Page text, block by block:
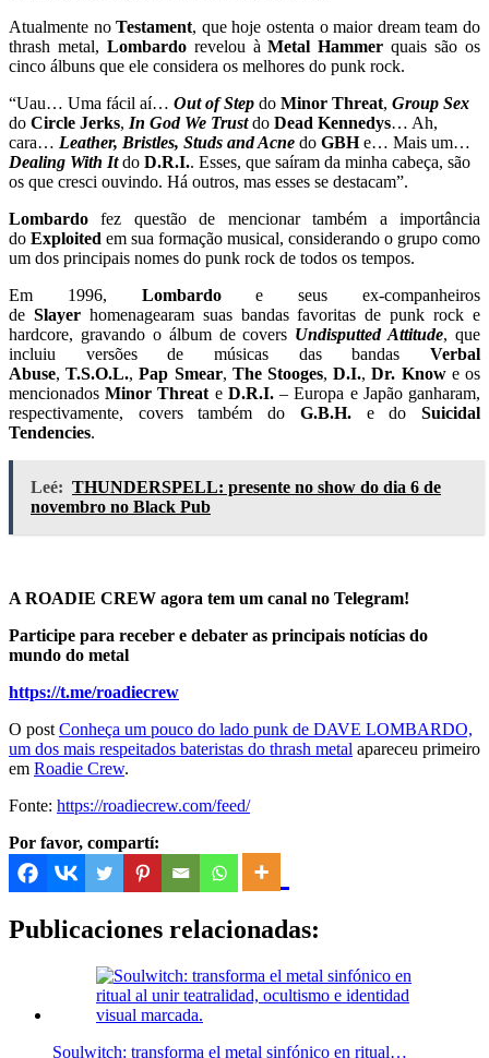
Atualmente noTestament, que hoje ostenta o maior dream team do
thrash metal, Lombardo revelou àMetal Hammer quais são os
cinco álbuns que ele considera os melhores do punk rock.
“Uau… Uma fácil aí… Out of Step do Minor Threat, Group Sex
do Circle Jerks, In God We Trustdo Dead Kennedys… Ah,
cara… Leather, Bristles, Studs and Acne do GBHe… Mais um…
Dealing With Itdo D.R.I.. Esses, que saíram da minha cabeça, são
os que cresci ouvindo. Há outros, mas esses se destacam”.
Lombardofez questão de mencionar também a importância
do Exploited em sua formação musical, considerando o grupo como
um dos principais nomes do punk rock de todos os tempos.
Em 1996, Lombardoe seus ex-companheiros
de Slayer homenagearam suas bandas favoritas de punk rock e
hardcore, gravando o álbum de covers Undisputted Attitude, que
incluiu versões de músicas das bandas Verbal
Abuse,T.S.O.L.,Pap Smear, The Stooges,D.I.,Dr. Know e os
mencionadosMinor Threat e D.R.I.– Europa e Japão ganharam,
respectivamente, covers também do G.B.H. e doSuicidal
Tendencies.
Leé: THUNDERSPELL: presente no show do dia 6 de
novembro no Black Pub
A ROADIE CREW agora tem um canal no Telegram!
Participe para receber e debater as principais notícias do
mundo do metal
https://t.me/roadiecrew
O post Conheça um pouco do lado punk de DAVE LOMBARDO,
um dos mais respeitados bateristas do thrash metal apareceu primeiro
em Roadie Crew.
Fonte: https://roadiecrew.com/feed/
Por favor, compartí:
Publicaciones relacionadas:
Soulwitch: transforma el metal sinfónico en ritual…